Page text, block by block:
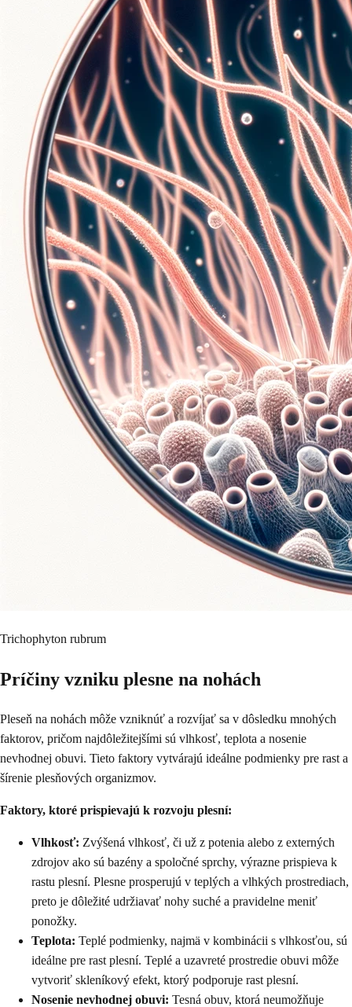
Trichophyton rubrum
Príčiny vzniku plesne na nohách
Pleseň na nohách môže vzniknúť a rozvíjať sa v dôsledku mnohých
faktorov, pričom najdôležitejšími sú vlhkosť, teplota a nosenie
nevhodnej obuvi. Tieto faktory vytvárajú ideálne podmienky pre rast a
šírenie plesňových organizmov.
Faktory, ktoré prispievajú k rozvoju plesní:
Vlhkosť: Zvýšená vlhkosť, či už z potenia alebo z externých
zdrojov ako sú bazény a spoločné sprchy, výrazne prispieva k
rastu plesní. Plesne prosperujú v teplých a vlhkých prostrediach,
preto je dôležité udržiavať nohy suché a pravidelne meniť
ponožky.
Teplota: Teplé podmienky, najmä v kombinácii s vlhkosťou, sú
ideálne pre rast plesní. Teplé a uzavreté prostredie obuvi môže
vytvoriť skleníkový efekt, ktorý podporuje rast plesní.
Nosenie nevhodnej obuvi: Tesná obuv, ktorá neumožňuje